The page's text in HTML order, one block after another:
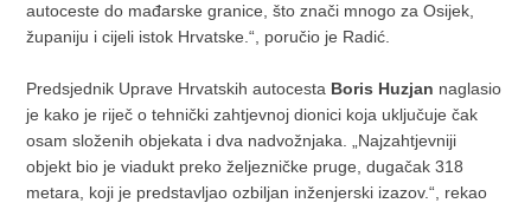
autoceste do mađarske granice, što znači mnogo za Osijek,
županiju i cijeli istok Hrvatske.“, poručio je Radić.
Predsjednik Uprave Hrvatskih autocesta Boris Huzjan naglasio
je kako je riječ o tehnički zahtjevnoj dionici koja uključuje čak
osam složenih objekata i dva nadvožnjaka. „Najzahtjevniji
objekt bio je viadukt preko željezničke pruge, dugačak 318
metara, koji je predstavljao ozbiljan inženjerski izazov.“, rekao